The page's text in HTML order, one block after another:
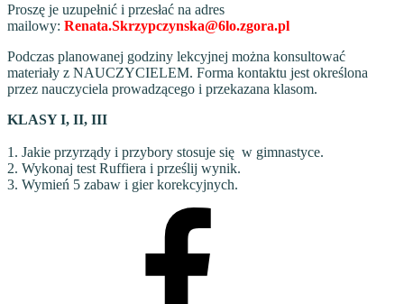
Proszę je uzupełnić i przesłać na adres
mailowy: Renata.Skrzypczynska@6lo.zgora.pl
Podczas planowanej godziny lekcyjnej można konsultować
materiały z NAUCZYCIELEM. Forma kontaktu jest określona
przez nauczyciela prowadzącego i przekazana klasom.
KLASY I, II, III
1. Jakie przyrządy i przybory stosuje się w gimnastyce.
2. Wykonaj test Ruffiera i prześlij wynik.
3. Wymień 5 zabaw i gier korekcyjnych.